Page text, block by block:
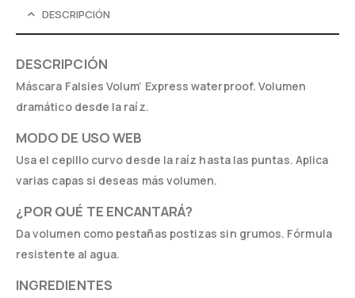
DESCRIPCIÓN
DESCRIPCIÓN
Máscara Falsies Volum’ Express waterproof. Volumen
dramático desde la raíz.
MODO DE USO WEB
Usa el cepillo curvo desde la raíz hasta las puntas. Aplica
varias capas si deseas más volumen.
¿POR QUÉ TE ENCANTARÁ?
Da volumen como pestañas postizas sin grumos. Fórmula
resistente al agua.
INGREDIENTES